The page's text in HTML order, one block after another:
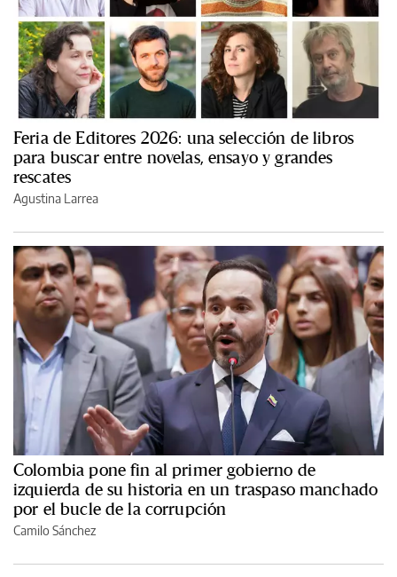
Feria de Editores 2026: una selección de libros
para buscar entre novelas, ensayo y grandes
rescates
Agustina Larrea
Colombia pone fin al primer gobierno de
izquierda de su historia en un traspaso manchado
por el bucle de la corrupción
Camilo Sánchez